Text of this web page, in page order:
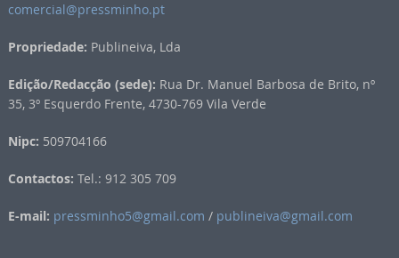
comercial@pressminho.pt
Propriedade: Publineiva, Lda
Edição/Redacção (sede): Rua Dr. Manuel Barbosa de Brito, nº
35, 3º Esquerdo Frente, 4730-769 Vila Verde
Nipc: 509704166
Contactos: Tel.: 912 305 709
E-mail: pressminho5@gmail.com / publineiva@gmail.com